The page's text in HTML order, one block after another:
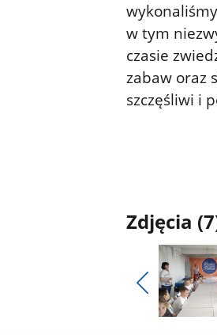
w tym
czasie
zabaw oraz
szczęśliwi i
Zdjęcia
Pokaż
poprzednie